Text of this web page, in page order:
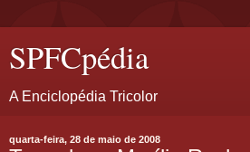
SPFCpédia
A Enciclopédia Tricolor
quarta-feira, 28 de maio de 2008